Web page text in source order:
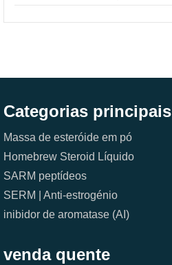
Categorias principais
Massa de esteróide em pó
Homebrew Steroid Líquido
SARM peptídeos
SERM | Anti-estrogénio
inibidor de aromatase (AI)
venda quente